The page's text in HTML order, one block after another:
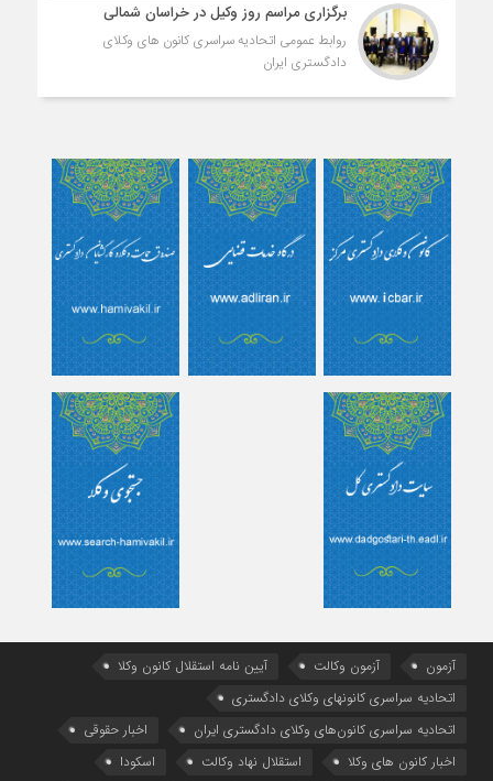
برگزاری مراسم روز وکیل در خراسان شمالی
روابط عمومی اتحادیه سراسری کانون های وکلای
دادگستری ایران
آزمون آزمون وکالت
آیین ‌نامه استقلال کانون وکلا
اتحادیه سراسری کانونهای وکلای دادگستری
اتحادیه سراسری کانون‌های وکلای دادگستری ایران
اخبار حقوقی
اخبار کانون های وکلا
استقلال نهاد وکالت
اسکودا